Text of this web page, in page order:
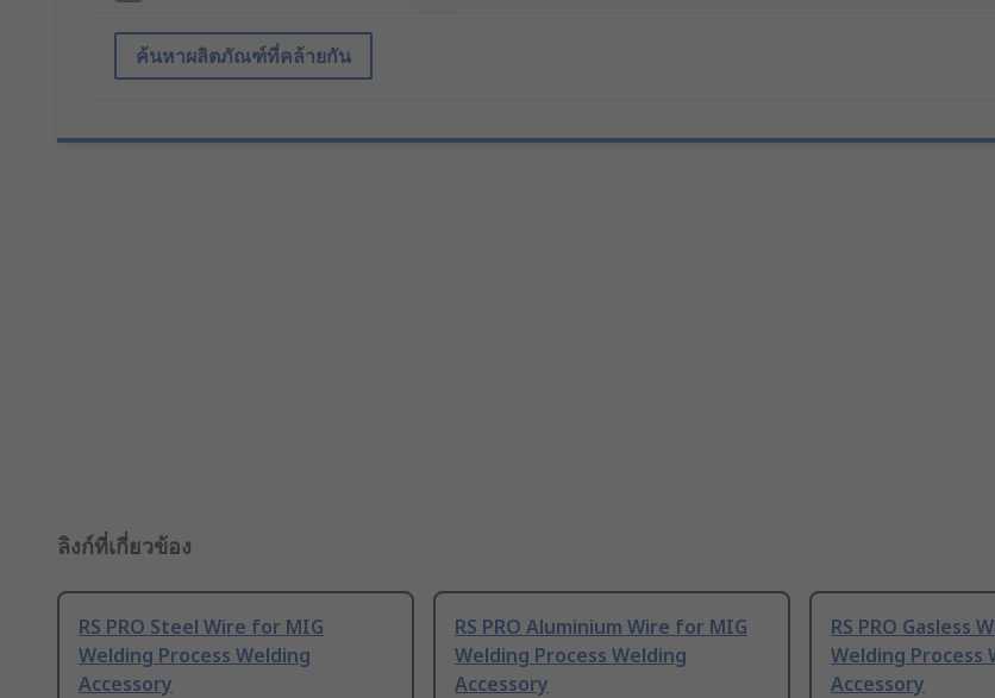
ค้นหาผลิตภัณฑ์ที่คล้ายกัน
ลิงก์ที่เกี่ยวข้อง
RS PRO Steel Wire for MIG
Welding Process Welding
Accessory
RS PRO Aluminium Wire for MIG
Welding Process Welding
Accessory
RS PRO Gasless
Welding Process
Accessory